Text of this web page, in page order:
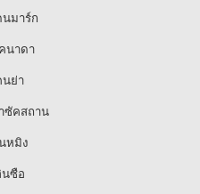
นมาร์ก
นาดา
นย่า
ซัคสถาน
หมิง
นซือ